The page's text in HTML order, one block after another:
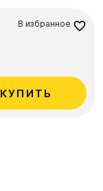
В избранное
КУПИТЬ